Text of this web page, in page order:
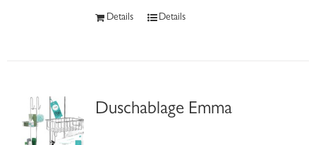
Details Details
Duschablage Emma